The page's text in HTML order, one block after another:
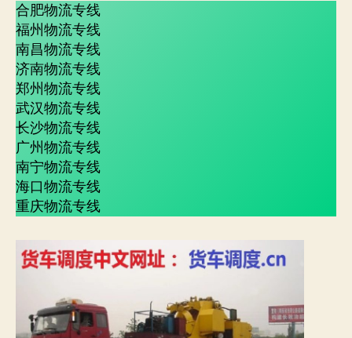
合肥物流专线
福州物流专线
南昌物流专线
济南物流专线
郑州物流专线
武汉物流专线
长沙物流专线
广州物流专线
南宁物流专线
海口物流专线
重庆物流专线